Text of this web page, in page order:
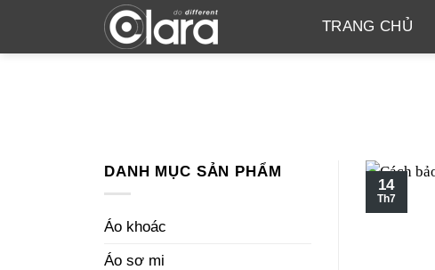
content
TRANG CHỦ
DANH MỤC SẢN PHẨM
Áo khoác
Áo sơ mi
14
Th7